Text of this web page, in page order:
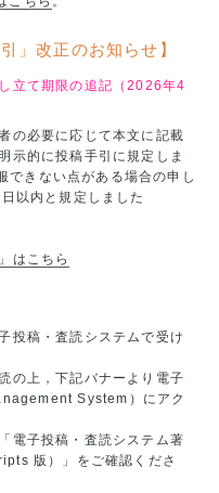
」改正のお知らせ】
立て期限の追記（2026年4
の必要に応じて本文に記載
示的に投稿手引に規定しま
できない点がある場合の申し
以内と規定しました
はこちら
投稿・査読システムで受け
の上，下記バナーより電子
System）にアク
電子投稿・査読システム著
版）」をご確認くださ